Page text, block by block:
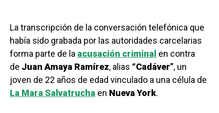
La transcripción de la conversación telefónica que
había sido grabada por las autoridades carcelarias
forma parte de la acusación criminal en contra
de Juan Amaya Ramírez, alias “Cadáver”, un
joven de 22 años de edad vinculado a una célula de
La Mara Salvatrucha en Nueva York.